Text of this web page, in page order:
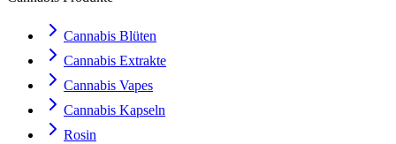
Cannabis Blüten
Cannabis Extrakte
Cannabis Vapes
Cannabis Kapseln
Rosin